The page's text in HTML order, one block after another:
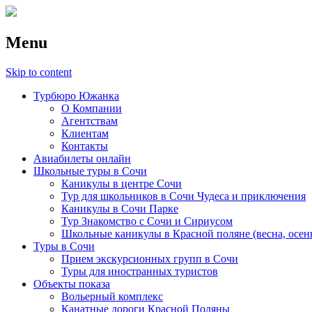
Menu
Skip to content
Турбюро Южанка
О Компании
Агентствам
Клиентам
Контакты
Авиабилеты онлайн
Школьные туры в Сочи
Каникулы в центре Сочи
Тур для школьников в Сочи Чудеса и приключения
Каникулы в Сочи Парке
Тур Знакомство с Сочи и Сириусом
Школьные каникулы в Красной поляне (весна,
Туры в Сочи
Прием экскурсионных групп в Сочи
Туры для иностранных туристов
Объекты показа
Вольерный комплекс
Канатные дороги Красной Поляны